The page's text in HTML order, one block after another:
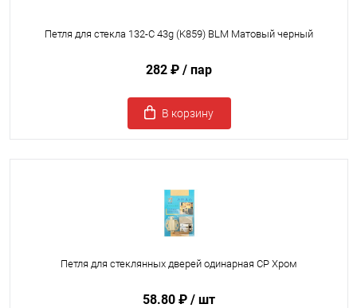
Петля для стекла 132-C 43g (K859) BLM Матовый черный
282 ₽ / пар
В корзину
Петля для стеклянных дверей одинарная CP Хром
58.80 ₽ / шт